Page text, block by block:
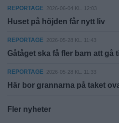
REPORTAGE 2026-06-04 KL. 12:03
Huset på höjden får nytt liv
REPORTAGE 2026-05-28 KL. 11:43
Gåtåget ska få fler barn att gå
REPORTAGE 2026-05-28 KL. 11:33
Här bor grannarna på taket
Fler nyheter